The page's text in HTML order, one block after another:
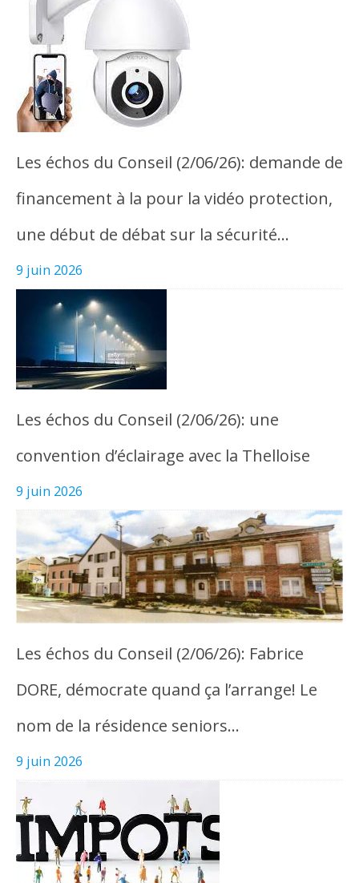
Les échos du Conseil (2/06/26): demande de
financement à la pour la vidéo protection,
une début de débat sur la sécurité…
9 juin 2026
Les échos du Conseil (2/06/26): une
convention d’éclairage avec la Thelloise
9 juin 2026
Les échos du Conseil (2/06/26): Fabrice
DORE, démocrate quand ça l’arrange! Le
nom de la résidence seniors…
9 juin 2026